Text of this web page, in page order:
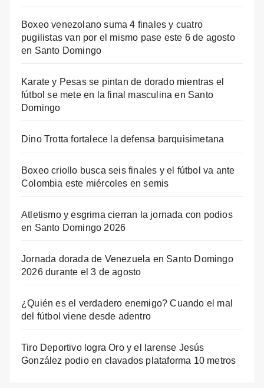
Boxeo venezolano suma 4 finales y cuatro
pugilistas van por el mismo pase este 6 de agosto
en Santo Domingo
Karate y Pesas se pintan de dorado mientras el
fútbol se mete en la final masculina en Santo
Domingo
Dino Trotta fortalece la defensa barquisimetana
Boxeo criollo busca seis finales y el fútbol va ante
Colombia este miércoles en semis
Atletismo y esgrima cierran la jornada con podios
en Santo Domingo 2026
Jornada dorada de Venezuela en Santo Domingo
2026 durante el 3 de agosto
¿Quién es el verdadero enemigo? Cuando el mal
del fútbol viene desde adentro
Tiro Deportivo logra Oro y el larense Jesús
González podio en clavados plataforma 10 metros